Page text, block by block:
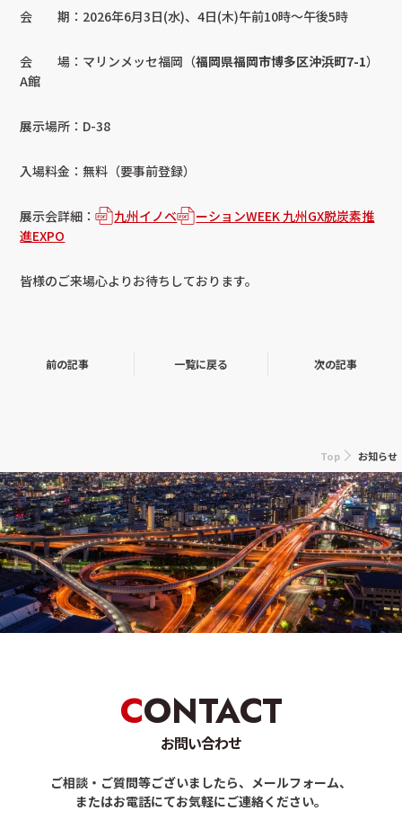
会 期：2026年6月3日(水)、4日(木)午前10時～午後5時
会 場：マリンメッセ福岡（福岡県福岡市博多区沖浜町7-1）
A館
展示場所：D-38
入場料金：無料（要事前登録）
展示会詳細： 九州イノベ
ーションWEEK 九州GX脱炭素推
進EXPO
皆様のご来場心よりお待ちしております。
前の記事 一覧に戻る 次の記事
Top お知らせ
CONTACT
お問い合わせ
ご相談・ご質問等ございましたら、メールフォーム、
またはお電話にてお気軽にご連絡ください。